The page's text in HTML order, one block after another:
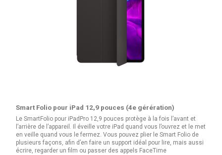
Smart Folio pour iPad 12,9 pouces (4e gérération)
Le SmartFolio pour iPadPro 12,9 pouces protège à la fois l’avant et
l’arrière de l’appareil. Il éveille votre iPad quand vous l’ouvrez et le met
en veille quand vous le fermez. Vous pouvez plier le Smart Folio de
plusieurs façons, afin d’en faire un support idéal pour lire, mais aussi
écrire, regarder un film ou passer des appels FaceTime